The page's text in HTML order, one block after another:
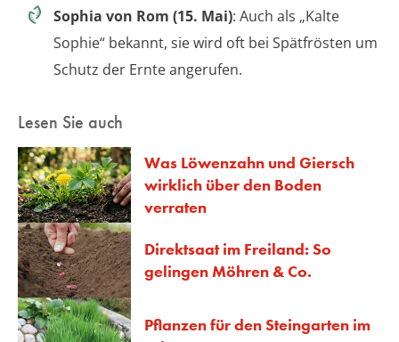
Sophia von Rom (15. Mai): Auch als „Kalte
Sophie“ bekannt, sie wird oft bei Spätfrösten um
Schutz der Ernte angerufen.
Lesen Sie auch
Was Löwenzahn und Giersch
wirklich über den Boden
verraten
Direktsaat im Freiland: So
gelingen Möhren & Co.
Pflanzen für den Steingarten im